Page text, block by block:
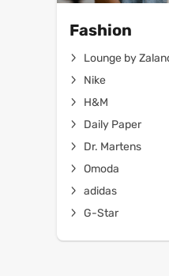
Fashion
Lounge by
Nike
H&M
Daily Paper
Dr. Martens
Omoda
adidas
G-Star